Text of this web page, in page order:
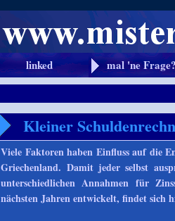
linked
mal 'ne
Kleiner
Viele Faktoren haben Einfluss auf die
Griechenland. Damit jeder selbst
unterschiedlichen Annahmen für
nächsten Jahren entwickelt, findet sich